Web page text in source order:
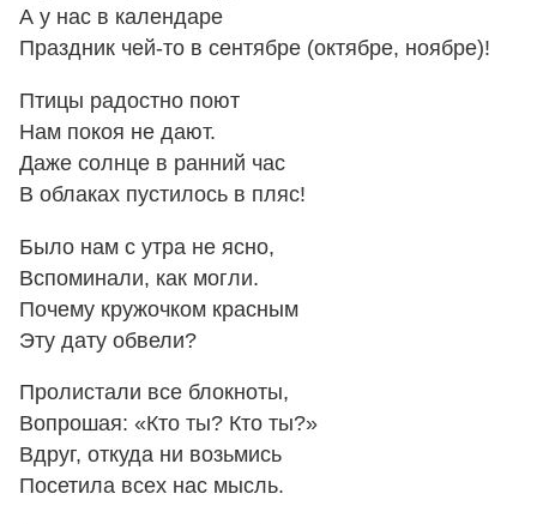
А у нас в календаре
Праздник чей-то в сентябре (октябре, ноябре)!
Птицы радостно поют
Нам покоя не дают.
Даже солнце в ранний час
В облаках пустилось в пляс!
Было нам с утра не ясно,
Вспоминали, как могли.
Почему кружочком красным
Эту дату обвели?
Пролистали все блокноты,
Вопрошая: «Кто ты? Кто ты?»
Вдруг, откуда ни возьмись
Посетила всех нас мысль.